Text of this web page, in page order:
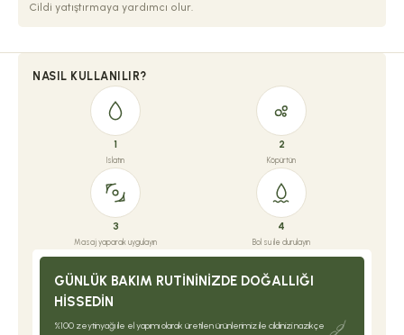
Cildi yatıştırmaya yardımcı olur.
NASIL KULLANILIR?
1
Islatın
2
Köpürtün
3
Masaj yaparak uygulayın
4
Bol su ile durulayın
GÜNLÜK BAKIM RUTININIZDE DOĞALLIĞI
HISSEDIN
%100 zeytinyağı ile el yapımı olarak üretilen ürünlerimiz ile cildinizi nazikçe